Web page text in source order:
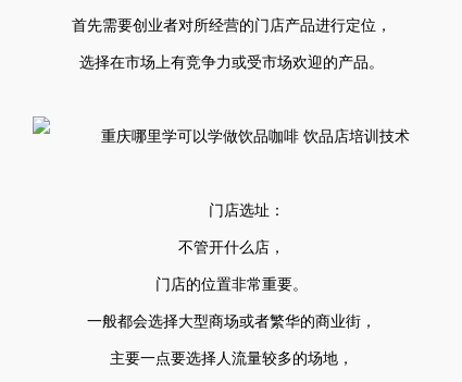
首先需要创业者对所经营的门店产品进行定位，
选择在市场上有竞争力或受市场欢迎的产品。
门店选址：
不管开什么店，
门店的位置非常重要。
一般都会选择大型商场或者繁华的商业街，
主要一点要选择人流量较多的场地，